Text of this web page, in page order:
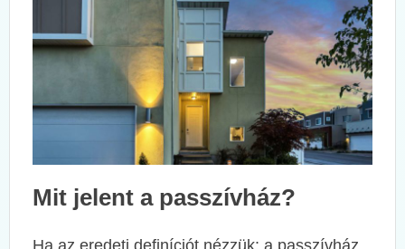
Mit jelent a passzívház?